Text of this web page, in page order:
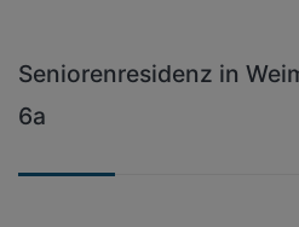
Seniorenresidenz in
6a